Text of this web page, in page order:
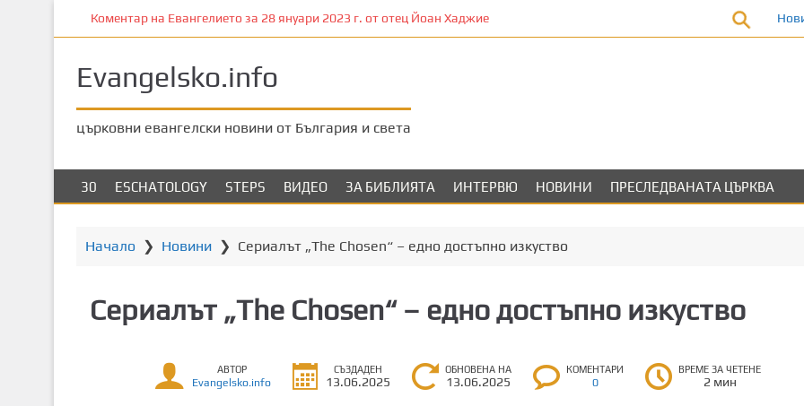
к
Коментар на Евангелието за 28 януари 2023 г. от отец Йоан Хаджие
Evangelsko.info
църковни евангелски новини от България и света
30 ESCHATOLOGY STEPS ВИДЕО ЗА БИБЛИЯТА ИНТЕРВЮ НОВИНИ ПРЕСЛЕДВАНАТА ЦЪРКВА
Начало ❯ Новини❯ Сериалът „The Chosen“ – едно достъпно изкуство
Сериалът „The Chosen“ – едно достъпно изкуство
АВТОР
Evangelsko.info
СЪЗДАДЕН
13.06.2025
ОБНОВЕНА НА
13.06.2025
КОМЕНТАРИ
0
ВРЕМЕ ЗА ЧЕТЕНЕ
2 мин